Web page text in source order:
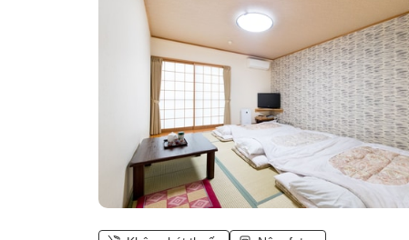
người (không có bồn tắm và nhà vệ